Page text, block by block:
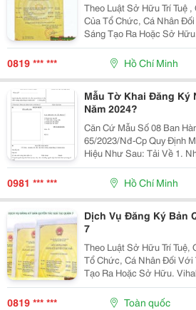
Theo Luật Sở Hữu Trí Tuệ
Của Tổ Chức, Cá Nhân
Sáng Tạo Ra Hoặc Sở
Nhận Cho Các Tác Phẩm
Học Như Sách, Bài
Phẩm Sân Kh
0819 *** *** Hồ Chí Minh
Mẫu Tờ Khai Đăng Ký
Năm 2024?
Căn Cứ Mẫu Số 08 Ban
65/2023/Nđ-Cp Quy Định
Hiệu Như Sau: Tải Về 1. Nhãn Hiệu Nổi Tiếng Được
Đánh Giá Dựa Trên Các Tiêu Chí
Luật Sở Hữu Trí Tuệ
0981 *** *** Hồ Chí Minh
Dịch Vụ Đăng Ký Bản
7
Theo Luật Sở Hữu Trí Tuệ,
Tổ Chức, Cá Nhân Đối Với
Tạo Ra Hoặc Sở Hữu.
Dịch Vụ Đăng Ký Bản
Chung Và Quận 7 Nói
0819 *** *** Toàn quốc